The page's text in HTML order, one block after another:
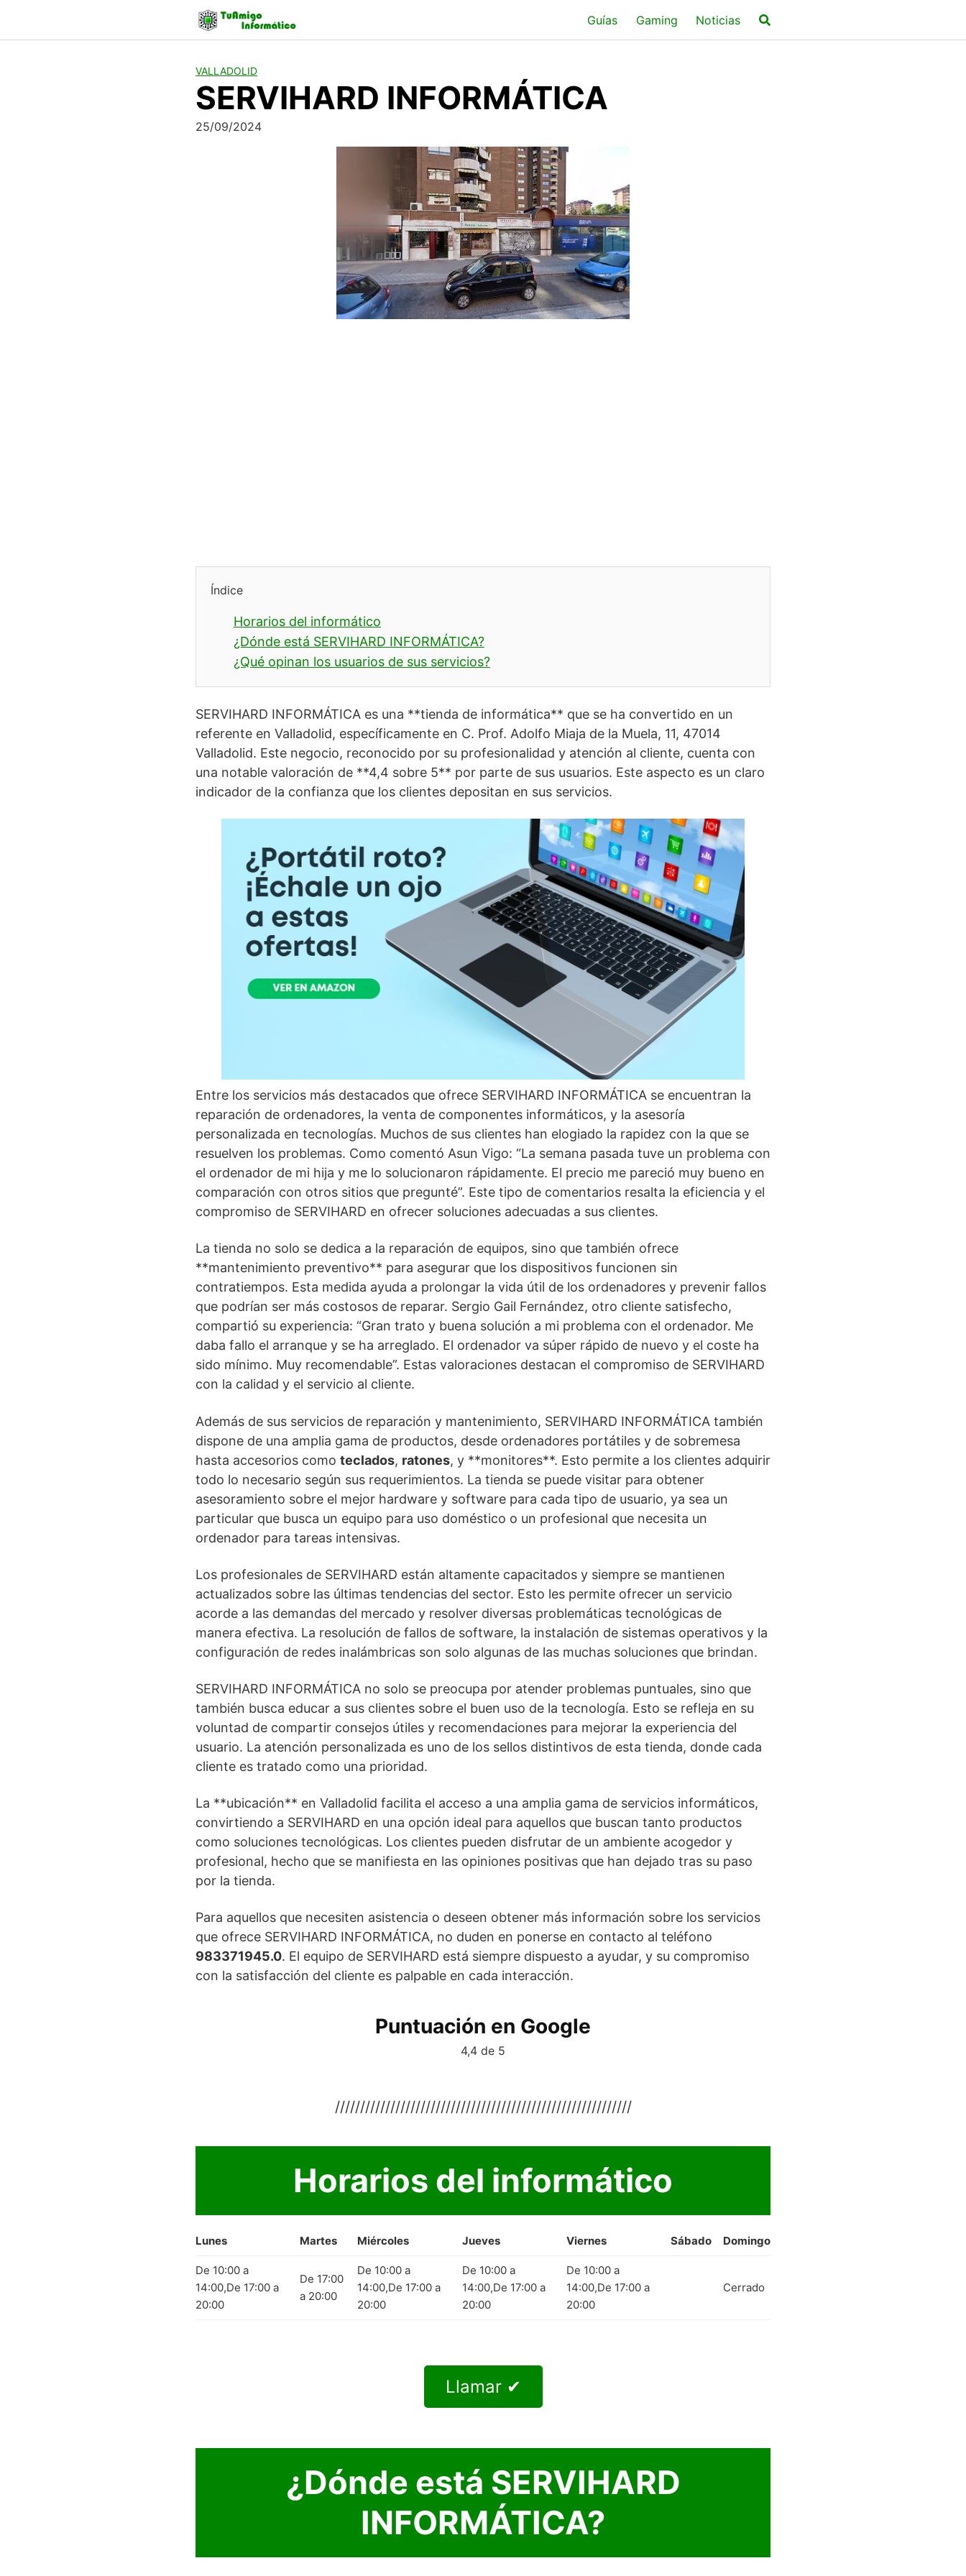
content
Guías Gaming Noticias
VALLADOLID
SERVIHARD INFORMÁTICA
25/09/2024
Índice
Horarios del informático
¿Dónde está SERVIHARD INFORMÁTICA?
¿Qué opinan los usuarios de sus servicios?
SERVIHARD INFORMÁTICA es una **tienda de informática** que se ha convertido en un
referente en Valladolid, específicamente en C. Prof. Adolfo Miaja de la Muela, 11, 47014
Valladolid. Este negocio, reconocido por su profesionalidad y atención al cliente, cuenta con
una notable valoración de **4,4 sobre 5** por parte de sus usuarios. Este aspecto es un claro
indicador de la confianza que los clientes depositan en sus servicios.
Entre los servicios más destacados que ofrece SERVIHARD INFORMÁTICA se encuentran la
reparación de ordenadores, la venta de componentes informáticos, y la asesoría
personalizada en tecnologías. Muchos de sus clientes han elogiado la rapidez con la que se
resuelven los problemas. Como comentó Asun Vigo: “La semana pasada tuve un problema con
el ordenador de mi hija y me lo solucionaron rápidamente. El precio me pareció muy bueno en
comparación con otros sitios que pregunté”. Este tipo de comentarios resalta la eficiencia y el
compromiso de SERVIHARD en ofrecer soluciones adecuadas a sus clientes.
La tienda no solo se dedica a la reparación de equipos, sino que también ofrece
**mantenimiento preventivo** para asegurar que los dispositivos funcionen sin
contratiempos. Esta medida ayuda a prolongar la vida útil de los ordenadores y prevenir fallos
que podrían ser más costosos de reparar. Sergio Gail Fernández, otro cliente satisfecho,
compartió su experiencia: “Gran trato y buena solución a mi problema con el ordenador. Me
daba fallo el arranque y se ha arreglado. El ordenador va súper rápido de nuevo y el coste ha
sido mínimo. Muy recomendable”. Estas valoraciones destacan el compromiso de SERVIHARD
con la calidad y el servicio al cliente.
Además de sus servicios de reparación y mantenimiento, SERVIHARD INFORMÁTICA también
dispone de una amplia gama de productos, desde ordenadores portátiles y de sobremesa
hasta accesorios como teclados, ratones, y **monitores**. Esto permite a los clientes adquirir
todo lo necesario según sus requerimientos. La tienda se puede visitar para obtener
asesoramiento sobre el mejor hardware y software para cada tipo de usuario, ya sea un
particular que busca un equipo para uso doméstico o un profesional que necesita un
ordenador para tareas intensivas.
Los profesionales de SERVIHARD están altamente capacitados y siempre se mantienen
actualizados sobre las últimas tendencias del sector. Esto les permite ofrecer un servicio
acorde a las demandas del mercado y resolver diversas problemáticas tecnológicas de
manera efectiva. La resolución de fallos de software, la instalación de sistemas operativos y la
configuración de redes inalámbricas son solo algunas de las muchas soluciones que brindan.
SERVIHARD INFORMÁTICA no solo se preocupa por atender problemas puntuales, sino que
también busca educar a sus clientes sobre el buen uso de la tecnología. Esto se refleja en su
voluntad de compartir consejos útiles y recomendaciones para mejorar la experiencia del
usuario. La atención personalizada es uno de los sellos distintivos de esta tienda, donde cada
cliente es tratado como una prioridad.
La **ubicación** en Valladolid facilita el acceso a una amplia gama de servicios informáticos,
convirtiendo a SERVIHARD en una opción ideal para aquellos que buscan tanto productos
como soluciones tecnológicas. Los clientes pueden disfrutar de un ambiente acogedor y
profesional, hecho que se manifiesta en las opiniones positivas que han dejado tras su paso
por la tienda.
Para aquellos que necesiten asistencia o deseen obtener más información sobre los servicios
que ofrece SERVIHARD INFORMÁTICA, no duden en ponerse en contacto al teléfono
983371945.0. El equipo de SERVIHARD está siempre dispuesto a ayudar, y su compromiso
con la satisfacción del cliente es palpable en cada interacción.
Puntuación en Google
4,4 de 5
///////////////////////////////////////////////////////////
Horarios del informático
Lunes Martes Miércoles Jueves Viernes Sábado Domingo
De 10:00 a
14:00,De 17:00 a
20:00
De 17:00
a 20:00
De 10:00 a
14:00,De 17:00 a
20:00
De 10:00 a
14:00,De 17:00 a
20:00
De 10:00 a
14:00,De 17:00 a
20:00
Cerrado
Llamar ✔
¿Dónde está SERVIHARD
INFORMÁTICA?